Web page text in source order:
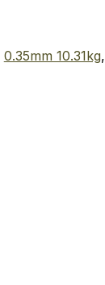
0.35mm 10.31kg,